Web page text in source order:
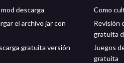
descarga
el archivo jar con
gratuita versión
Como
Revisión
gratuita
Juegos
gratuita